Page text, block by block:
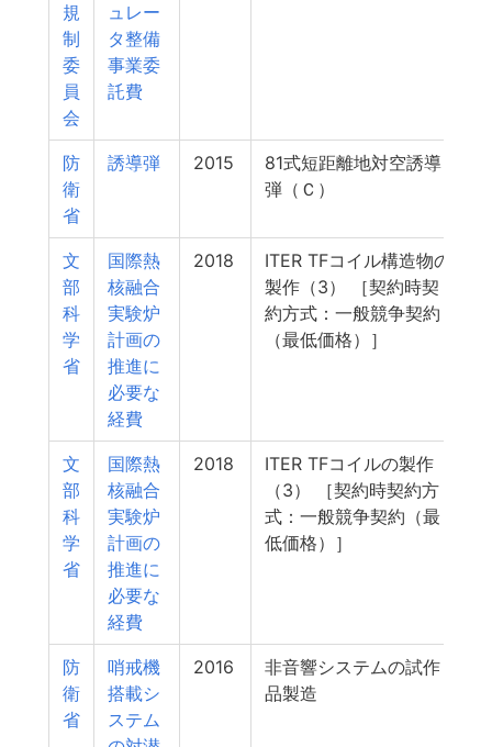
規
制
委
員
会
ュレー
タ整備
事業委
託費
防
衛
省
誘導弾 2015
81式短距離地対空誘導
弾（Ｃ）
文
部
科
学
省
国際熱
核融合
実験炉
計画の
推進に
必要な
経費
2018
ITER TFコイル構造物の
製作（3） ［契約時契
約方式：一般競争契約
（最低価格）］
文
部
科
学
省
国際熱
核融合
実験炉
計画の
推進に
必要な
経費
2018
ITER TFコイルの製作
（3） ［契約時契約方
式：一般競争契約（最
低価格）］
防
衛
省
哨戒機
搭載シ
ステム
2016
非音響システムの試作
品製造